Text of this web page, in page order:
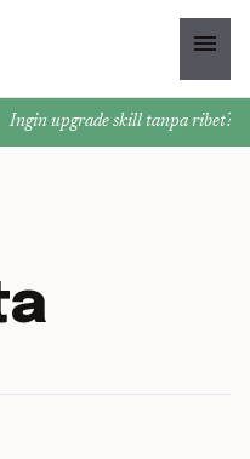
menu
Ingin upgrade skill tanpa ribet?